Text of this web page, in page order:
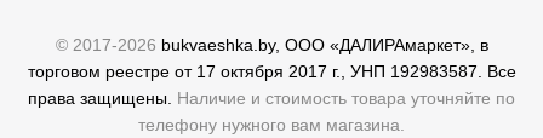
© 2017-2026 bukvaeshka.by, ООО «ДАЛИРАмаркет», в
торговом реестре от 17 октября 2017 г., УНП 192983587. Все
права защищены. Наличие и стоимость товара уточняйте по
телефону нужного вам магазина.